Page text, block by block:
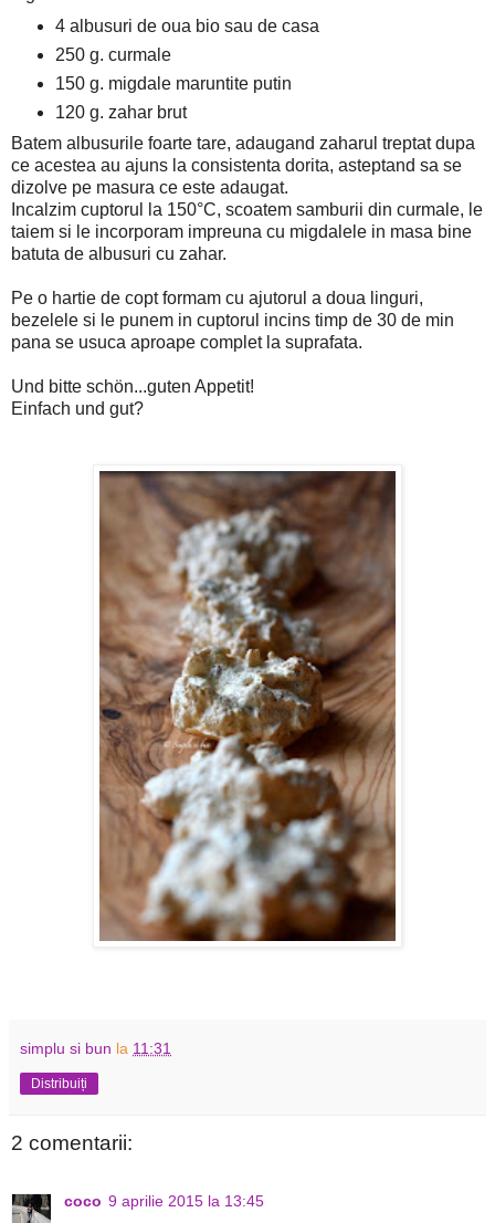
4 albusuri de oua bio sau de casa
250 g. curmale
150 g. migdale maruntite putin
120 g. zahar brut
Batem albusurile foarte tare, adaugand zaharul treptat dupa
ce acestea au ajuns la consistenta dorita, asteptand sa se
dizolve pe masura ce este adaugat.
Incalzim cuptorul la 150°C, scoatem samburii din curmale, le
taiem si le incorporam impreuna cu migdalele in masa bine
batuta de albusuri cu zahar.
Pe o hartie de copt formam cu ajutorul a doua linguri,
bezelele si le punem in cuptorul incins timp de 30 de min
pana se usuca aproape complet la suprafata.
Und bitte schön...guten Appetit!
Einfach und gut?
simplu si bun la 11:31
Distribuiți
2 comentarii:
coco 9 aprilie 2015 la 13:45